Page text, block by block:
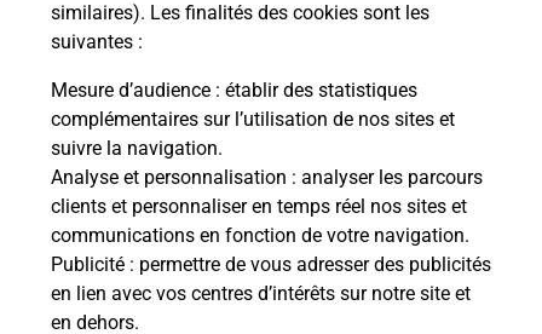
similaires). Les finalités des cookies sont les
suivantes :
Mesure d’audience : établir des statistiques
complémentaires sur l’utilisation de nos sites et
suivre la navigation.
Analyse et personnalisation : analyser les parcours
clients et personnaliser en temps réel nos sites et
communications en fonction de votre navigation.
Publicité : permettre de vous adresser des publicités
en lien avec vos centres d’intérêts sur notre site et
en dehors.
Malin !
La Poste
en ligne
Ouvert 24h/24
En savoir plus